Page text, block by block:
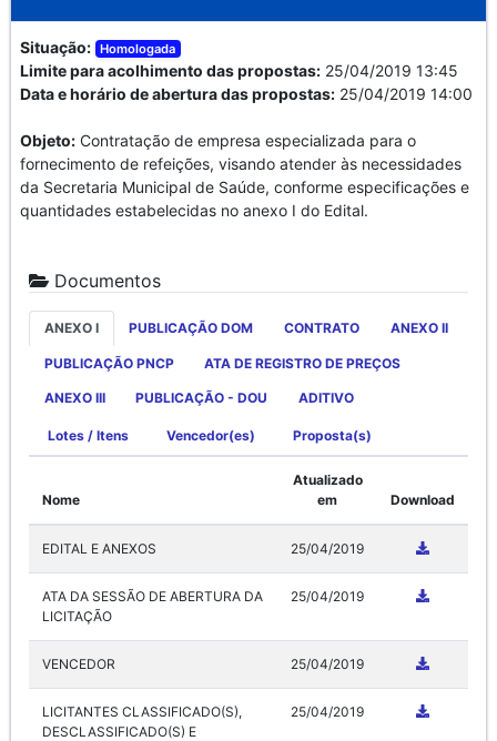
Situação: Homologada
Limite para acolhimento das propostas: 25/04/2019 13:45
Data e horário de abertura das propostas: 25/04/2019 14:00
Objeto: Contratação de empresa especializada para o
fornecimento de refeições, visando atender às necessidades
da Secretaria Municipal de Saúde, conforme especificações e
quantidades estabelecidas no anexo I do Edital.
Documentos
ANEXO I PUBLICAÇÃO DOM CONTRATO ANEXO II
PUBLICAÇÃO PNCP ATA DE REGISTRO DE PREÇOS
ANEXO III PUBLICAÇÃO - DOU ADITIVO
Lotes / Itens Vencedor(es) Proposta(s)
Nome
Atualizado
em
Download
EDITAL E ANEXOS 25/04/2019
ATA DA SESSÃO DE ABERTURA DA
LICITAÇÃO
25/04/2019
VENCEDOR 25/04/2019
LICITANTES CLASSIFICADO(S),
DESCLASSIFICADO(S) E
25/04/2019